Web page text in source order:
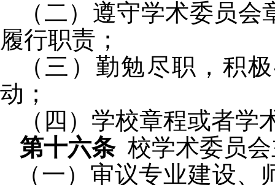
（二）遵守学术委员
履行职责；
（三）勤勉尽职，积
动；
（四）学校章程或者
第十六条 校学术委员
（一）审议专业建设